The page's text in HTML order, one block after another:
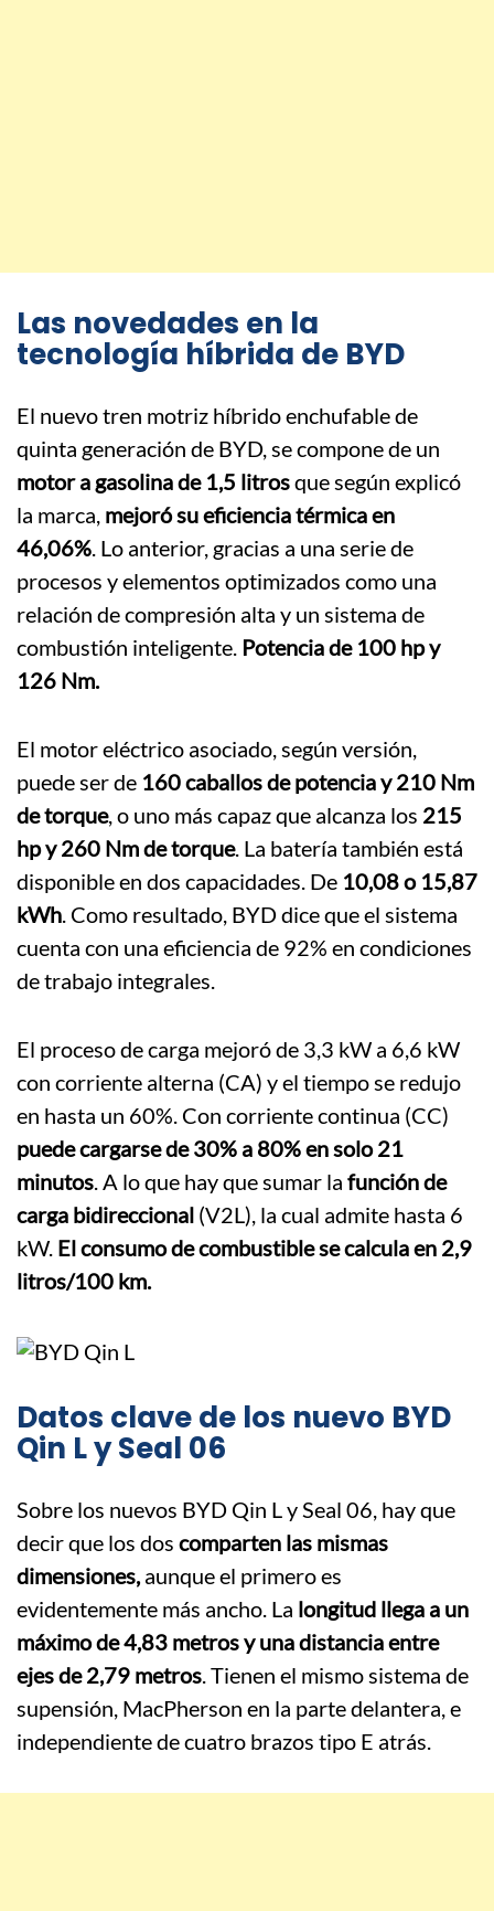
Las novedades en la
tecnología híbrida de BYD
El nuevo tren motriz híbrido enchufable de
quinta generación de BYD, se compone de un
motor a gasolina de 1,5 litrosque según explicó
la marca, mejoró su eficiencia térmica en
46,06% . Lo anterior, gracias a una serie de
procesos y elementos optimizados como una
relación de compresión alta y un sistema de
combustión inteligente. Potencia de 100 hp y
126 Nm.
El motor eléctrico asociado, según versión,
puede ser de 160 caballos de potencia y 210 Nm
de torque, o uno más capaz que alcanza los 215
hp y 260 Nm de torque. La batería también está
disponible en dos capacidades. De 10,08 o 15,87
kWh . Como resultado, BYD dice que el sistema
cuenta con una eficiencia de 92% en condiciones
de trabajo integrales.
El proceso de carga mejoró de 3,3 kW a 6,6 kW
con corriente alterna (CA) y el tiempo se redujo
en hasta un 60%. Con corriente continua (CC)
puede cargarse de 30% a 80% en solo 21
minutos . A lo que hay que sumar la función de
carga bidireccional (V2L), la cual admite hasta 6
kW. El consumo de combustible se calcula en 2,9
litros/100 km.
Datos clave de los nuevo BYD
Qin L y Seal 06
Sobre los nuevos BYD Qin L y Seal 06, hay que
decir que los dos comparten las mismas
dimensiones,aunque el primero es
evidentemente más ancho. La longitud llega a un
máximo de 4,83 metros y una distancia entre
ejes de 2,79 metros. Tienen el mismo sistema de
supensión, MacPherson en la parte delantera, e
independiente de cuatro brazos tipo E atrás.